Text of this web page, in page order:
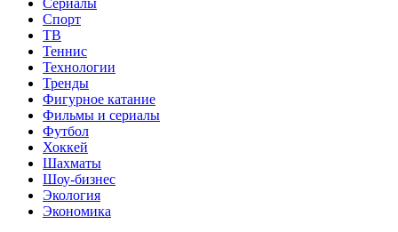
Спорт
ТВ
Теннис
Технологии
Тренды
Фигурное катание
Фильмы и сериалы
Футбол
Хоккей
Шахматы
Шоу-бизнес
Экология
Экономика